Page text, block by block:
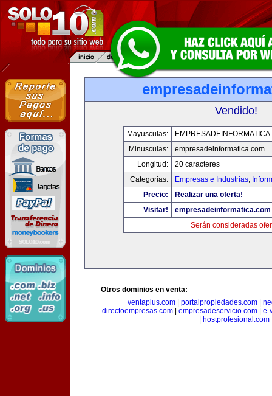
Vendido!
Mayusculas:
Minusculas:
empresadeinformatica.com
Longitud:
20 caracteres
Categorias:
Empresas e Industrias,
Precio:
Realizar una oferta!
Visitar!
empresadeinformatica.com
Serán consideradas
Otros dominios en venta:
ventaplus.com
portalpropiedades.com
directoempresas.com
empresadeservicio.com
e-
hostprofesional.com